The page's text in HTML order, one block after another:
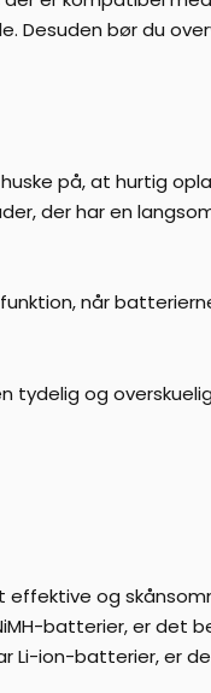
Desuden bør du
på, at hurtig
der har en
når
og
og
batterier, er det
Li-ion-batterier, er